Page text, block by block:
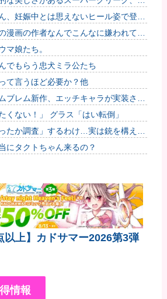
、妊娠中とは思えないヒール姿で登場
漫画の作者なんでこんなに嫌われてる
マ娘たち。
でもらう忠犬ミラ公たち
て言うほど必要か？他
ブレム新作、エッチキャラが実装され
くない！」 グラス「はい転倒」
たか調査」するわけ…実は銃を構えた
告！
にタクトちゃん来るの？
以上】カドサマー2026第3弾
情報